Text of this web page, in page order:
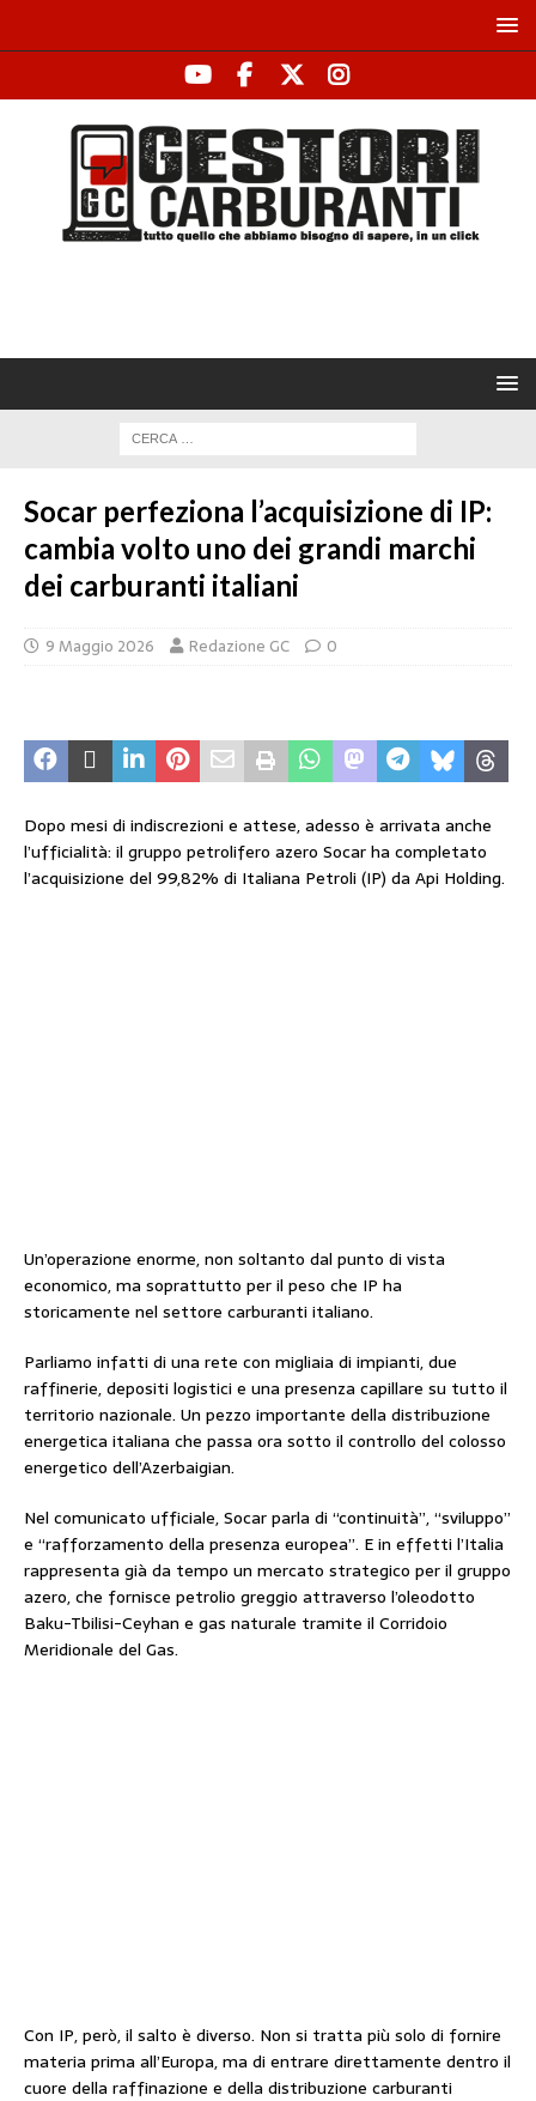
Socar perfeziona l’acquisizione di IP:
cambia volto uno dei grandi marchi
dei carburanti italiani
9 Maggio 2026 Redazione GC 0
Dopo mesi di indiscrezioni e attese, adesso è arrivata anche
l’ufficialità: il gruppo petrolifero azero Socar ha completato
l’acquisizione del 99,82% di Italiana Petroli (IP) da Api Holding.
Un’operazione enorme, non soltanto dal punto di vista
economico, ma soprattutto per il peso che IP ha
storicamente nel settore carburanti italiano.
Parliamo infatti di una rete con migliaia di impianti, due
raffinerie, depositi logistici e una presenza capillare su tutto il
territorio nazionale. Un pezzo importante della distribuzione
energetica italiana che passa ora sotto il controllo del colosso
energetico dell’Azerbaigian.
Nel comunicato ufficiale, Socar parla di “continuità”, “sviluppo”
e “rafforzamento della presenza europea”. E in effetti l’Italia
rappresenta già da tempo un mercato strategico per il gruppo
azero, che fornisce petrolio greggio attraverso l’oleodotto
Baku-Tbilisi-Ceyhan e gas naturale tramite il Corridoio
Meridionale del Gas.
Con IP, però, il salto è diverso. Non si tratta più solo di fornire
materia prima all’Europa, ma di entrare direttamente dentro il
cuore della raffinazione e della distribuzione carburanti